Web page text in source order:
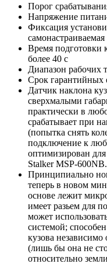
Порог
Напряжение
Фиксация
Время подготовки
более 40 с
Диапазон рабочих
Срок гарантийных
Датчик наклона
сверхмалыми
практически в
срабатывает при
(попытка снять
подключение к
оптимизирован
Stalker MSP-600NB.
Принципиально
теперь в новом
основе лежит
имеет разьем для
может
системой;
кузова
(лишь бы она не
относительно